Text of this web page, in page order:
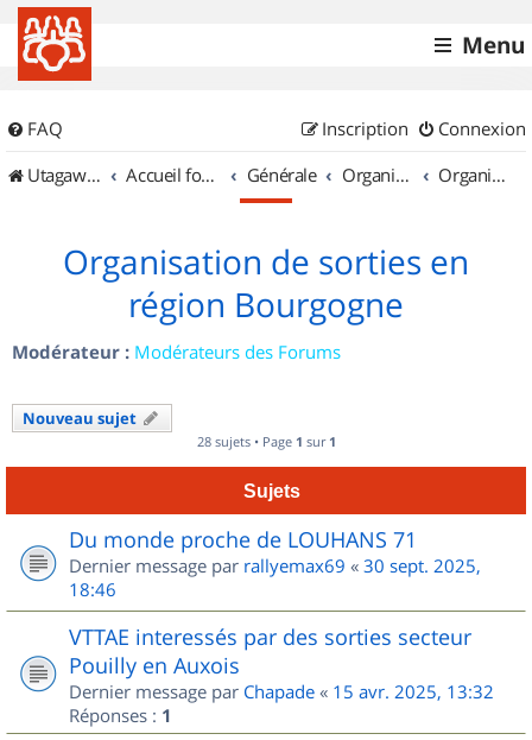
Menu
FAQ Connexion
Inscription
UtagawaVTT (Randos VTT et VTTAE avec traces GPS)
Accueil forum Générale Organisation de sorties & Recherche de partenaires Organisation de sorties en région Bourgogne
Organisation de sorties en
région Bourgogne
Modérateur : Modérateurs des Forums
Nouveau sujet
28 sujets • Page 1 sur 1
Sujets
Du monde proche de LOUHANS 71
Dernier message par rallyemax69 « 30 sept. 2025,
18:46
VTTAE interessés par des sorties secteur
Pouilly en Auxois
Dernier message par Chapade « 15 avr. 2025, 13:32
Réponses : 1